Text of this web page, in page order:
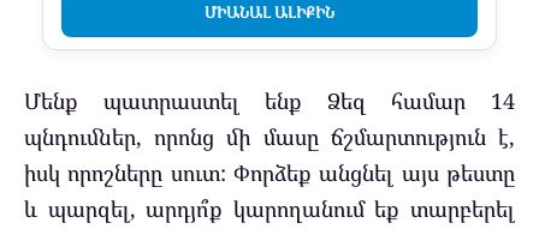
ՄԻԱՆԱԼ ԱԼԻՔԻՆ
Մենք պատրաստել ենք Ձեզ համար 14
պնդումներ, որոնց մի մասը ճշմարտություն է,
իսկ որոշները սուտ: Փորձեք անցնել այս թեստը
և պարզել, արդյո՞ք կարողանում եք տարբերել